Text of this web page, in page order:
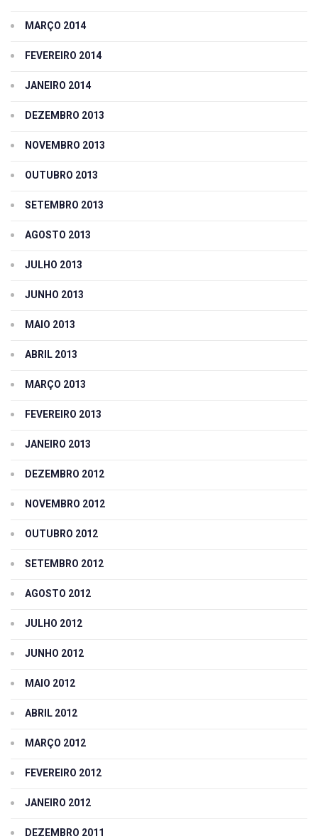
MARÇO 2014
FEVEREIRO 2014
JANEIRO 2014
DEZEMBRO 2013
NOVEMBRO 2013
OUTUBRO 2013
SETEMBRO 2013
AGOSTO 2013
JULHO 2013
JUNHO 2013
MAIO 2013
ABRIL 2013
MARÇO 2013
FEVEREIRO 2013
JANEIRO 2013
DEZEMBRO 2012
NOVEMBRO 2012
OUTUBRO 2012
SETEMBRO 2012
AGOSTO 2012
JULHO 2012
JUNHO 2012
MAIO 2012
ABRIL 2012
MARÇO 2012
FEVEREIRO 2012
JANEIRO 2012
DEZEMBRO 2011